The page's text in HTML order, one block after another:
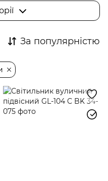
лампочки
Світильники для басейну
За популярністю